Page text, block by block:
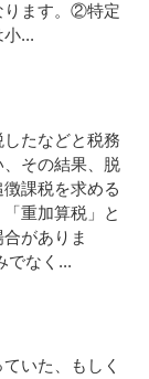
ります。②特定
...
たなどと税務
その結果、脱
課税を求める
重加算税」と
がありま
でなく...
いた、もしく